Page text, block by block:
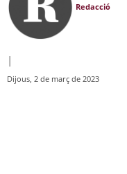
Redacció
|
Dijous, 2 de març de 2023